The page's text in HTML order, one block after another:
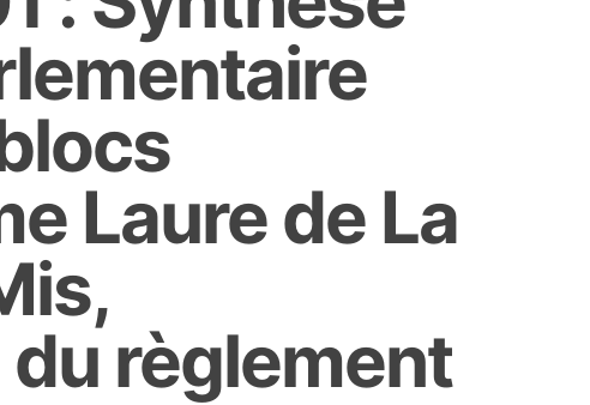
Laure de La
du règlement